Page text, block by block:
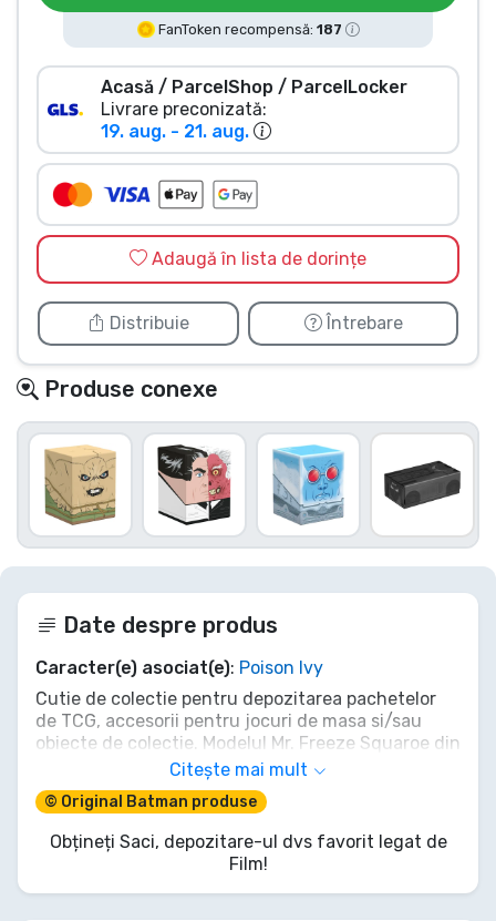
FanToken recompensă: 187
Acasă / ParcelShop / ParcelLocker
Livrare preconizată:
19. aug. - 21. aug.
Adaugă în lista de dorințe
Distribuie Întrebare
Produse conexe
Date despre produs
Caracter(e) asociat(e): Poison Ivy
Cutie de colectie pentru depozitarea pachetelor
de TCG, accesorii pentru jocuri de masa si/sau
obiecte de colectie. Modelul Mr. Freeze Squaroe din
editia Batman: Gotham City poate contine pana la
100 de carti in folii de protectie duble daca este
folosita ca o cutie de pachete. Squaroes sunt
fabricate din 78% resurse regenerabile si se
potrivesc perfect in Collectors Case, disponibil
Citește mai mult
© Original Batman produse
Obțineți Saci, depozitare-ul dvs favorit legat de
Film!
Mărci